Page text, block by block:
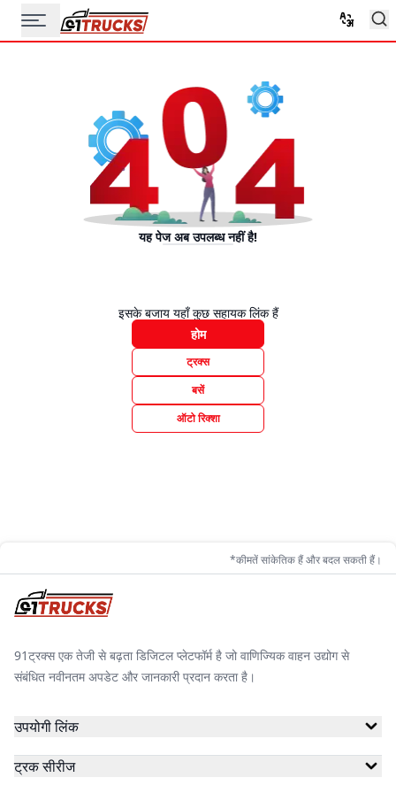
यह पेज अब उपलब्ध नहीं है!
इसके बजाय यहाँ कुछ सहायक लिंक हैं
होम
ट्रक्स
बसें
ऑटो रिक्शा
*कीमतें सांकेतिक हैं और बदल सकती हैं।
91ट्रक्स एक तेजी से बढ़ता डिजिटल प्लेटफॉर्म है जो वाणिज्यिक वाहन उद्योग से
संबंधित नवीनतम अपडेट और जानकारी प्रदान करता है।
उपयोगी लिंक
ट्रक सीरीज